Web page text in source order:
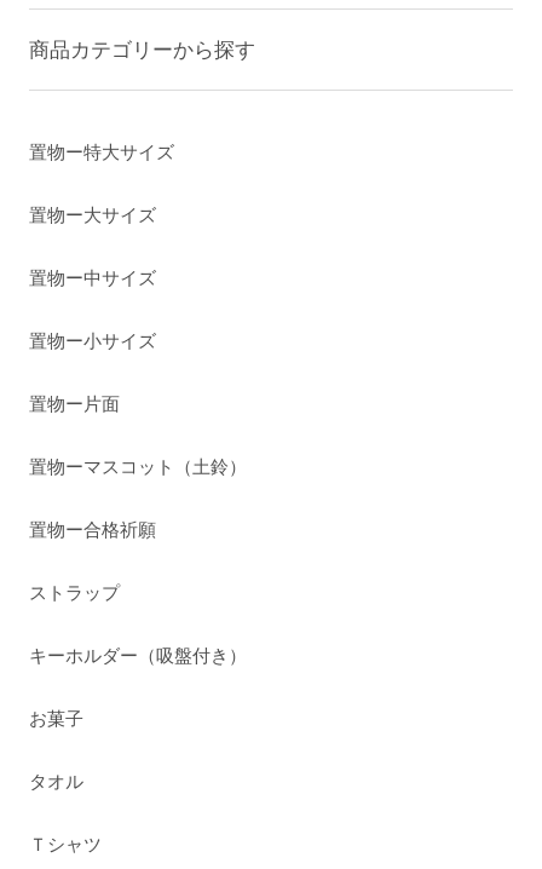
商品カテゴリーから探す
置物ー特大サイズ
置物ー大サイズ
置物ー中サイズ
置物ー小サイズ
置物ー片面
置物ーマスコット（土鈴）
置物ー合格祈願
ストラップ
キーホルダー（吸盤付き）
お菓子
タオル
Ｔシャツ